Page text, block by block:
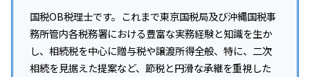
国税OB税理士です。これまで東京国税局及び沖縄国税事
務所管内各税務署における豊富な実務経験と知識を生か
し、相続税を中心に贈与税や譲渡所得全般、特に、二次
相続を見据えた提案など、節税と円滑な承継を重視した